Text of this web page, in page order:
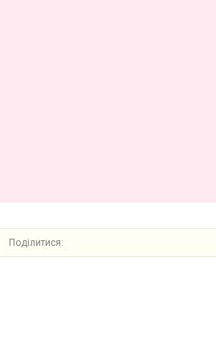
Поділитися: